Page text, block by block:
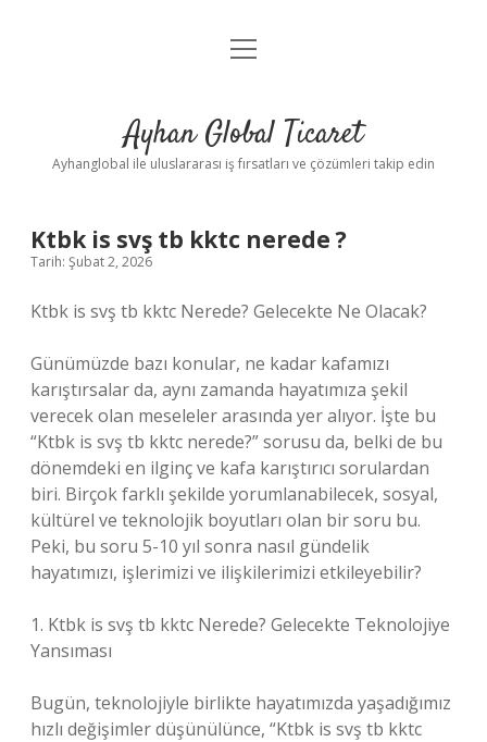
Anasayfa
Yasal Uyarı
menüyü
Ayhan Global Ticaret
Ayhanglobal ile uluslararası iş fırsatları ve çözümleri takip edin
Ktbk is svş tb kktc nerede ?
Tarih: Şubat 2, 2026
Ktbk is svş tb kktc Nerede? Gelecekte Ne Olacak?
Günümüzde bazı konular, ne kadar kafamızı
karıştırsalar da, aynı zamanda hayatımıza şekil
verecek olan meseleler arasında yer alıyor. İşte bu
“Ktbk is svş tb kktc nerede?” sorusu da, belki de bu
dönemdeki en ilginç ve kafa karıştırıcı sorulardan
biri. Birçok farklı şekilde yorumlanabilecek, sosyal,
kültürel ve teknolojik boyutları olan bir soru bu.
Peki, bu soru 5-10 yıl sonra nasıl gündelik
hayatımızı, işlerimizi ve ilişkilerimizi etkileyebilir?
1. Ktbk is svş tb kktc Nerede? Gelecekte Teknolojiye
Yansıması
Bugün, teknolojiyle birlikte hayatımızda yaşadığımız
hızlı değişimler düşünülünce, “Ktbk is svş tb kktc